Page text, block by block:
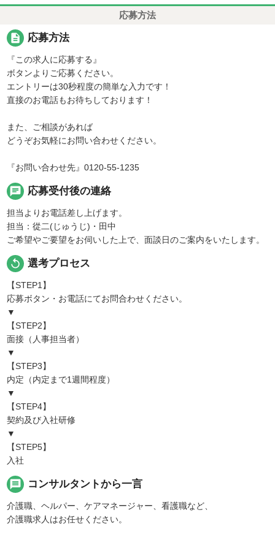
応募方法
description 応募方法
『この求人に応募する』
ボタンよりご応募ください。
エントリーは30秒程度の簡単な入力です！
直接のお電話もお待ちしております！
また、ご相談があれば
どうぞお気軽にお問い合わせください。
『お問い合わせ先』0120-55-1235
chat 応募受付後の連絡
担当よりお電話差し上げます。
担当：從二(じゅうじ)・田中
ご希望やご要望をお伺いした上で、面談日のご案内をいたします。
replay 選考プロセス
【STEP1】
応募ボタン・お電話にてお問合わせください。
▼
【STEP2】
面接（人事担当者）
▼
【STEP3】
内定（内定まで1週間程度）
▼
【STEP4】
契約及び入社研修
▼
【STEP5】
入社
message コンサルタントから一言
介護職、ヘルパー、ケアマネージャー、看護職など、
介護職求人はお任せください。